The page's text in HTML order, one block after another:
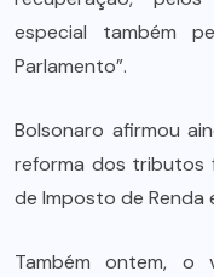
especial também
Parlamento”.
Bolsonaro afirmou
reforma dos tributos
de Imposto de Renda
Também ontem, o